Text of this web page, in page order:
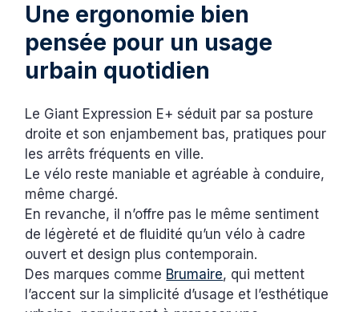
Une ergonomie bien
pensée pour un usage
urbain quotidien
Le Giant Expression E+ séduit par sa posture
droite et son enjambement bas, pratiques pour
les arrêts fréquents en ville.
Le vélo reste maniable et agréable à conduire,
même chargé.
En revanche, il n’offre pas le même sentiment
de légèreté et de fluidité qu’un vélo à cadre
ouvert et design plus contemporain.
Des marques comme Brumaire, qui mettent
l’accent sur la simplicité d’usage et l’esthétique